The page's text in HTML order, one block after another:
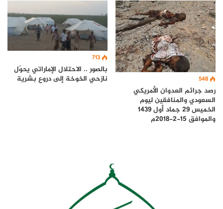
548
رصد جرائم العدوان الأمريكي
السعودي والمنافقين ليوم
الخميس 29 جماد أول 1439
والموافق 15-2-2018م
713
بالصور .. الاحتلال الإماراتي يحوّل
نازحي الخوخة إلى دروع بشرية